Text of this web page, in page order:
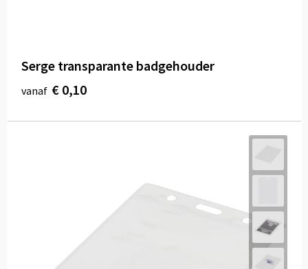
Serge transparante badgehouder
vanaf € 0,10